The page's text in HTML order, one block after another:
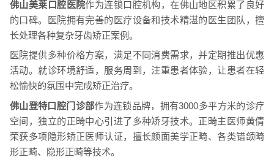
佛山美莱口腔医院作为连锁口腔机构，在佛山地区积累了良好
的口碑。医院拥有完善的医疗设备和技术精湛的医生团队，擅
长处理各种复杂牙齿矫正案例。
医院提供多种价格方案，满足不同消费需求，并定期推出优惠
活动。就诊环境舒适，服务周到，注重患者体验，让患者在轻
松愉快的氛围中完成矫正治疗。
佛山登特口腔门诊部作为连锁品牌，拥有3000多平方米的诊疗
空间，独立的正畸中心引进了多种矫牙技术。正畸主医师黄倩
荣获多项隐形矫正医师认证，擅长颜面美学正畸、各类错颌畸
形正畸、隐形正畸等技术。